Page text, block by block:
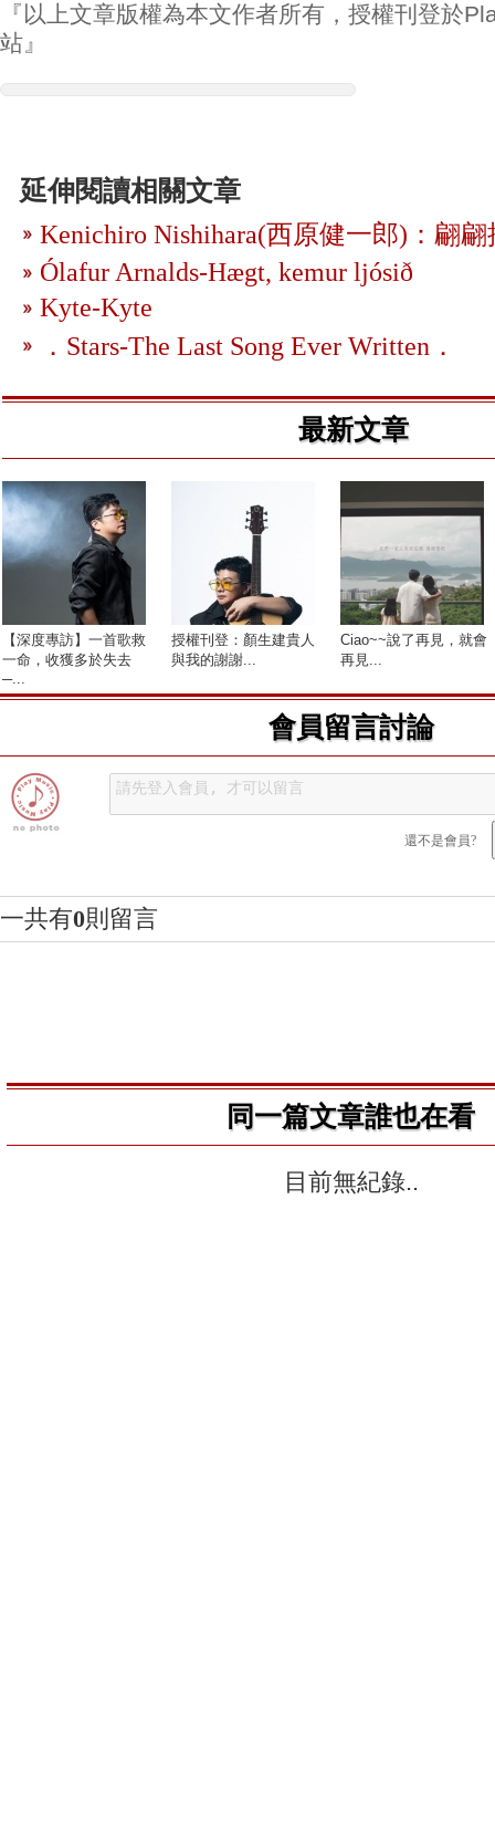
『以上文章版權為本文作者所有，授權刊登於
站』
延伸閱讀相關文章
Kenichiro Nishihara(西原健一郎)：翩
Ólafur Arnalds-Hægt, kemur ljósið
Kyte-Kyte
．Stars-The Last Song Ever Written．
最新文章
【深度專訪】一首歌救
一命，收獲多於失去
─...
授權刊登：顏生建貴人
與我的謝謝...
Ciao~~說了再見，就會
再見...
會員留言討論
還不是會員?
一共有0則留言
同一篇文章誰也在看
目前無紀錄..